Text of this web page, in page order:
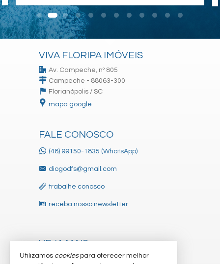
VIVA FLORIPA IMÓVEIS
Av. Campeche, nº 805
Campeche - 88063-300
Florianópolis / SC
mapa google
FALE CONOSCO
(48) 99150-1835 (WhatsApp)
diogodfs@gmail.com
trabalhe conosco
receba nosso newsletter
VEJA MAIS
indicadores financeiros
Utilizamos cookiespara oferecer melhor